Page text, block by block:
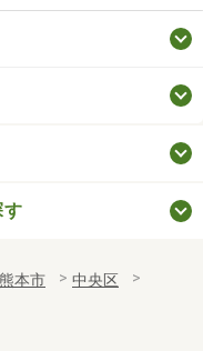
熊本市
中央区